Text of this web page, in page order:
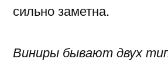
сильно заметна.
Виниры бывают двух